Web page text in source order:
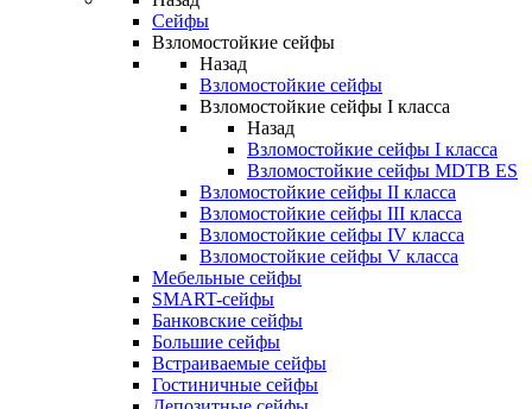
Сейфы
Взломостойкие сейфы
Назад
Взломостойкие сейфы
Взломостойкие сейфы I класса
Назад
Взломостойкие сейфы I класса
Взломостойкие сейфы MDTB ES
Взломостойкие сейфы II класса
Взломостойкие сейфы III класса
Взломостойкие сейфы IV класса
Взломостойкие сейфы V класса
Мебельные сейфы
SMART-сейфы
Банковские сейфы
Большие сейфы
Встраиваемые сейфы
Гостиничные сейфы